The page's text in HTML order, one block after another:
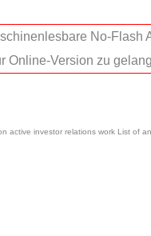
active investor relations work List of
No-Flash
Online-Version zu